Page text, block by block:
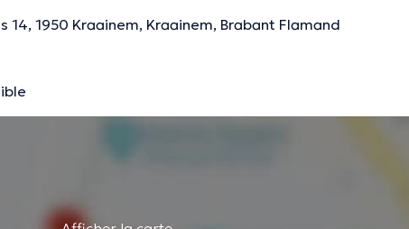
14, 1950 Kraainem, Kraainem, Brabant Flamand